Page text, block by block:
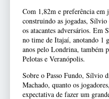
Com 1,82m e preferência em
construindo as jogadas,
os atacantes adversários. Em
no time de Itajaí, anotando 1
anos pelo Londrina, também
Pelotas e Veranópolis.
Sobre o Passo Fundo, Sílvio
Machado, quanto os
expectativa de fazer um